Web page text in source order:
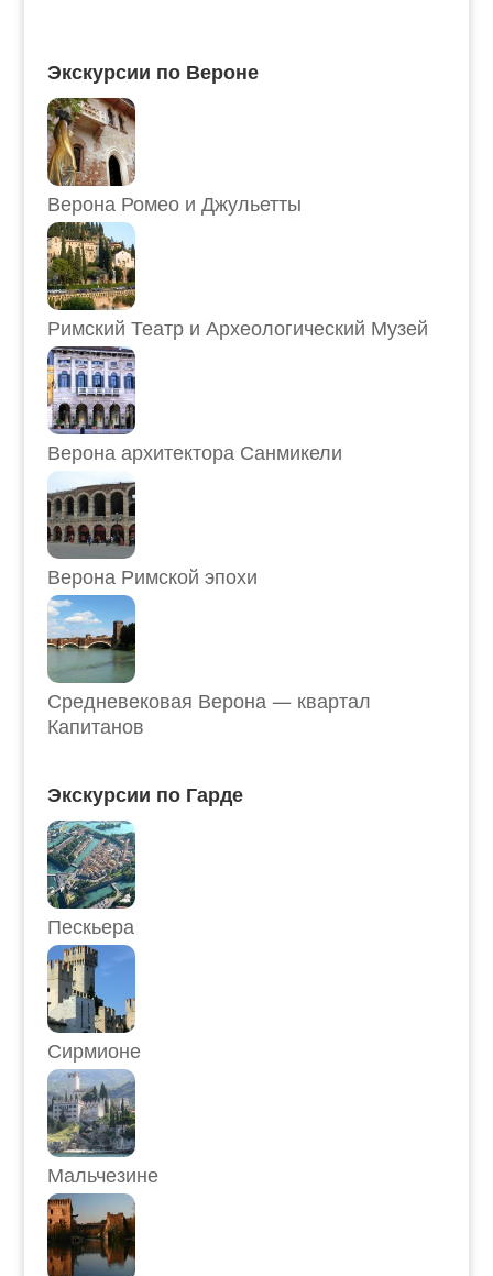
Экскурсии по Вероне
Верона Ромео и Джульетты
Римский Театр и Археологический Музей
Верона архитектора Санмикели
Верона Римской эпохи
Средневековая Верона — квартал
Капитанов
Экскурсии по Гарде
Пескьера
Сирмионе
Мальчезине